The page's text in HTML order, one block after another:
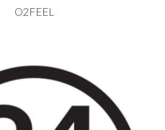
O2FEEL